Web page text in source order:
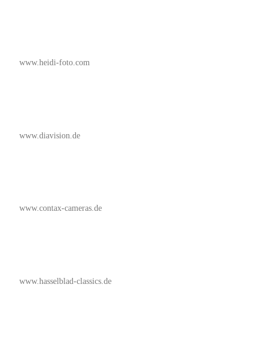
www.heidi-foto.com
www.diavision.de
www.contax-cameras.de
www.hasselblad-classics.de